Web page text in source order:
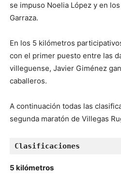
se impuso Noelia López y en
Garraza.
En los 5 kilómetros
con el primer puesto entre las
villeguense, Javier Giménez
caballeros.
A continuación todas las
segunda maratón de Villegas
Clasificaciones
5 kilómetros